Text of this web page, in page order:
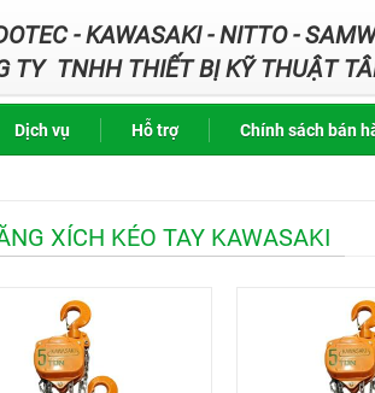
- KAWASAKI - NITTO -
TY TNHH THIẾT BỊ KỸ THUẬT
Dịch vụ Hỗ trợ Chính sách bán
XÍCH KÉO TAY KAWASAKI